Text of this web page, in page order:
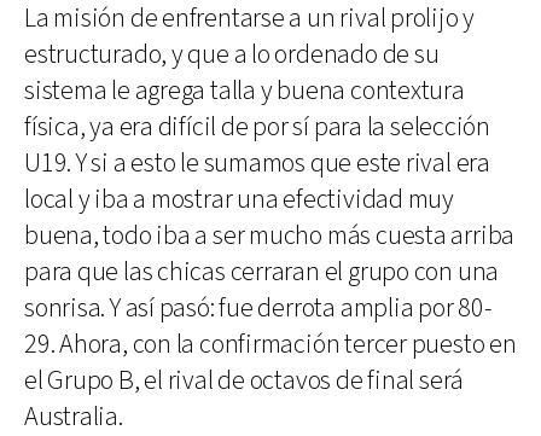
La misión de enfrentarse a un rival prolijo y
estructurado, y que a lo ordenado de su
sistema le agrega talla y buena contextura
física, ya era difícil de por sí para la selección
U19. Y si a esto le sumamos que este rival era
local y iba a mostrar una efectividad muy
buena, todo iba a ser mucho más cuesta arriba
para que las chicas cerraran el grupo con una
sonrisa. Y así pasó: fue derrota amplia por 80-
29. Ahora, con la confirmación tercer puesto en
el Grupo B, el rival de octavos de final será
Australia.